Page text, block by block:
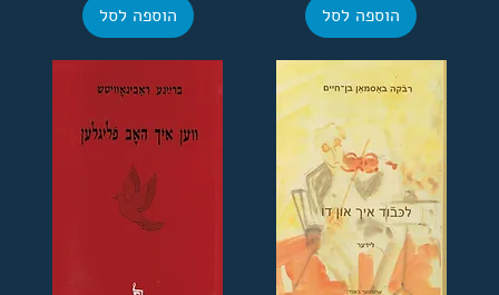
הוספה לסל הוספה לסל